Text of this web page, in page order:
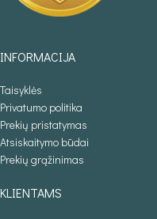
INFORMACIJA
Taisyklės
Privatumo politika
Prekių pristatymas
Atsiskaitymo būdai
Prekių grąžinimas
KLIENTAMS